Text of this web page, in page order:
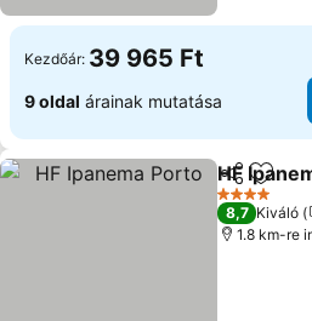
Kezdőár: 39 965 Ft
9 oldal árainak mutatása
Megosztás
HF
4 Kategória
8,7 Kiváló
1.8 km-re